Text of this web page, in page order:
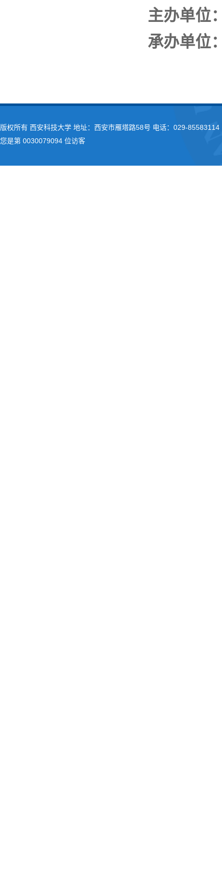
主办单位
承办单位
版权所有 西安科技大学 地址：西安市雁塔路58号 电话：029-
您是第 0030079094 位访客